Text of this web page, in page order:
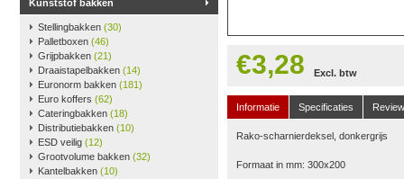
Kunststof bakken
Stellingbakken (30)
Palletboxen (46)
Grijpbakken (21)
Draaistapelbakken (14)
Euronorm bakken (181)
Euro koffers (62)
Cateringbakken (18)
Distributiebakken (10)
ESD veilig (12)
Grootvolume bakken (32)
Kantelbakken (10)
€3,28 Excl. btw
Informatie Specificaties
Rako-scharnierdeksel, donkergrijs
Formaat in mm: 300x200